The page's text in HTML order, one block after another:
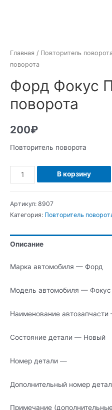
Главная / Повторитель поворота
поворота
Форд Фокус
поворота
200₽
Повторитель поворота
Количество
Форд
Повторитель
В корзину
Артикул: 8907
Категория: Повторитель
Описание
Марка автомобиля — Форд
Модель автомобиля — Фокус
Наименование
Состояние детали — Новый
Номер детали —
Дополнительный номер
Примечание